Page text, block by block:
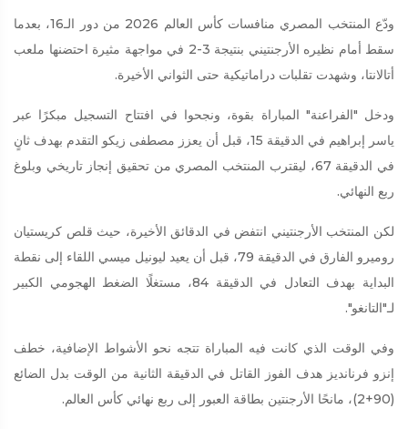
ودّع المنتخب المصري منافسات كأس العالم 2026 من دور الـ16، بعدما
سقط أمام نظيره الأرجنتيني بنتيجة 3-2 في مواجهة مثيرة احتضنها ملعب
أتالانتا، وشهدت تقلبات دراماتيكية حتى الثواني الأخيرة.
ودخل "الفراعنة" المباراة بقوة، ونجحوا في افتتاح التسجيل مبكرًا عبر
ياسر إبراهيم في الدقيقة 15، قبل أن يعزز مصطفى زيكو التقدم بهدف ثانٍ
في الدقيقة 67، ليقترب المنتخب المصري من تحقيق إنجاز تاريخي وبلوغ
ربع النهائي.
لكن المنتخب الأرجنتيني انتفض في الدقائق الأخيرة، حيث قلص كريستيان
روميرو الفارق في الدقيقة 79، قبل أن يعيد ليونيل ميسي اللقاء إلى نقطة
البداية بهدف التعادل في الدقيقة 84، مستغلًا الضغط الهجومي الكبير
لـ"التانغو".
وفي الوقت الذي كانت فيه المباراة تتجه نحو الأشواط الإضافية، خطف
إنزو فرنانديز هدف الفوز القاتل في الدقيقة الثانية من الوقت بدل الضائع
(90+2)، مانحًا الأرجنتين بطاقة العبور إلى ربع نهائي كأس العالم.